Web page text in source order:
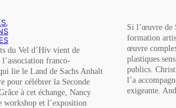
du Vel d’Hiv vient de
franco-
lie le Land de Sachs Anhalt
pour célébrer la Seconde
à cet échange, Nancy
workshop et l’exposition
Si l’œuvre de
formation
œuvre
plastiques
publics.
l’a
exigeante.